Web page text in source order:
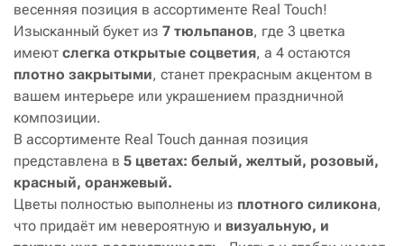
весенняя позиция в ассортименте Real Touch!
Изысканный букет из 7 тюльпанов, где 3 цветка
имеют слегка открытые соцветия, а 4 остаются
плотно закрытыми, станет прекрасным акцентом в
вашем интерьере или украшением праздничной
композиции.
В ассортименте Real Touch данная позиция
представлена в 5 цветах: белый, желтый, розовый,
красный, оранжевый.
Цветы полностью выполнены из плотного силикона,
что придаёт им невероятную и визуальную, и